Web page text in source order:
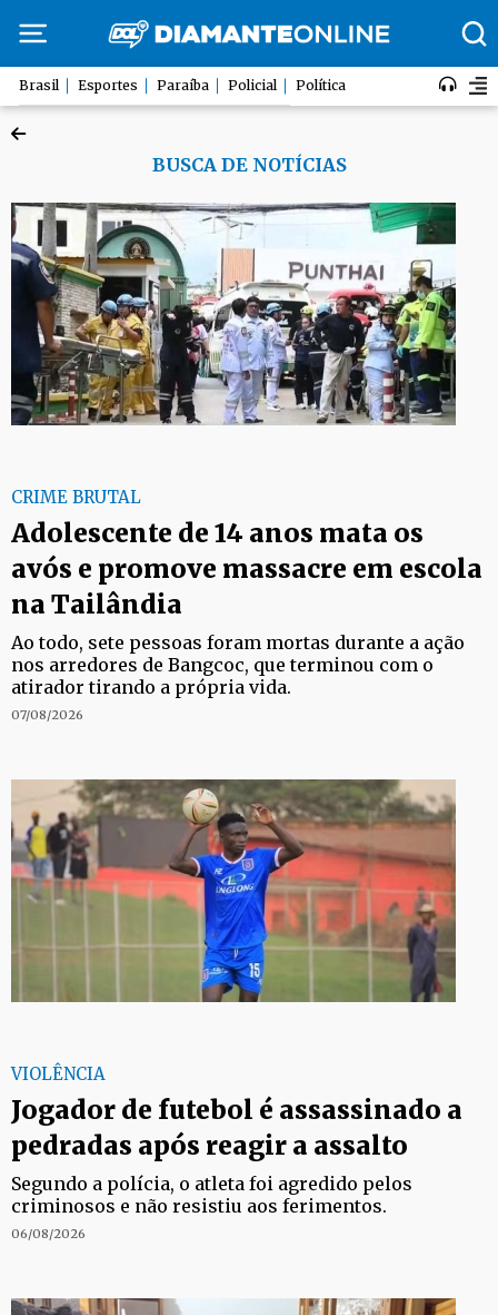
Brasil Esportes Paraíba Policial Política
BUSCA DE NOTÍCIAS
CRIME BRUTAL
Adolescente de 14 anos mata os
avós e promove massacre em escola
na Tailândia
Ao todo, sete pessoas foram mortas durante a ação
nos arredores de Bangcoc, que terminou com o
atirador tirando a própria vida.
07/08/2026
VIOLÊNCIA
Jogador de futebol é assassinado a
pedradas após reagir a assalto
Segundo a polícia, o atleta foi agredido pelos
criminosos e não resistiu aos ferimentos.
06/08/2026